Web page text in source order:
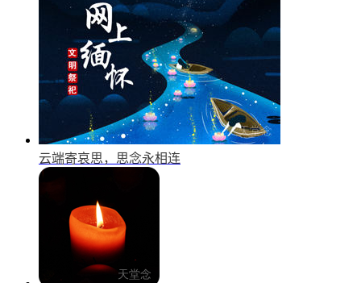
云端寄哀思，思念永相连